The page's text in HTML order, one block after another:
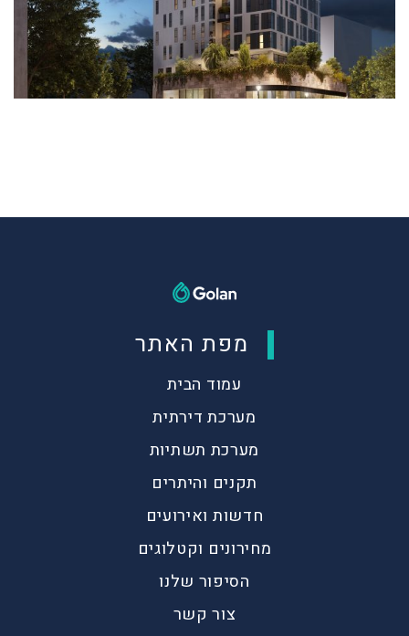
מפת האתר
עמוד הבית
מערכת דירתית
מערכת תשתיות
תקנים והיתרים
חדשות ואירועים
מחירונים וקטלוגים
הסיפור שלנו
צור קשר